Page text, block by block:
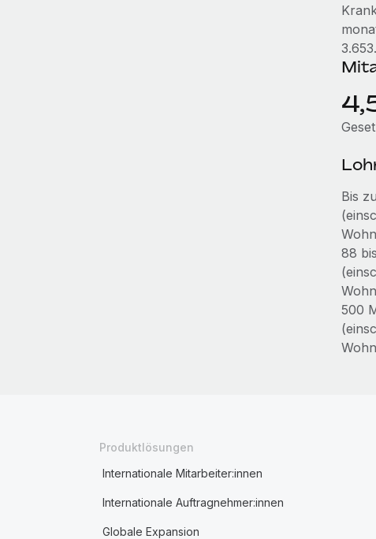
Bis
88
500
Produktlösungen
Internationale Mitarbeiter:innen
Internationale Auftragnehmer:innen
Globale Expansion